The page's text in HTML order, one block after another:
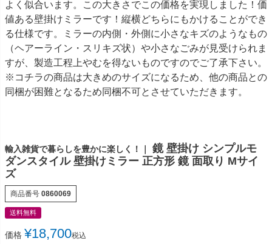
よく似合います。この大きさでこの価格を実現しました！価
値ある壁掛けミラーです！縦横どちらにもかけることができ
る仕様です。ミラーの内側・外側に小さなキズのようなもの
（ヘアーライン・スリキズ状）や小さなごみが見受けられま
すが、製造工程上やむを得ないものですのでご了承下さい。
※コチラの商品は大きめのサイズになるため、他の商品との
同梱が困難となるため同梱不可とさせていただきます。
輸入雑貨で暮らしを豊かに楽しく！｜
鏡 壁掛け シンプルモ
ダンスタイル 壁掛けミラー 正方形 鏡 面取り Mサイ
ズ
商品番号 0860069
送料無料
価格 ¥18,700税込